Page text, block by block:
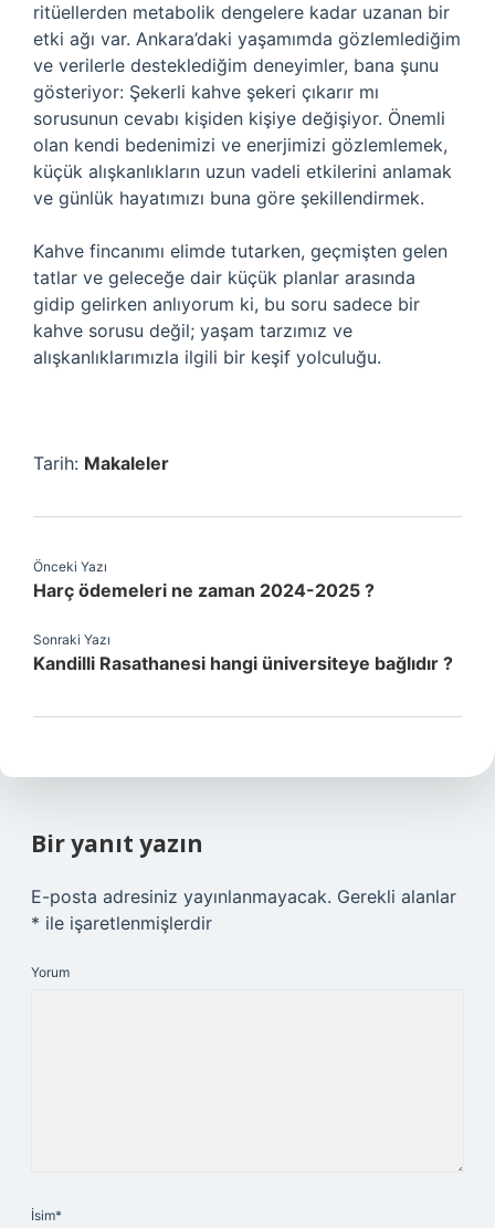
ritüellerden metabolik dengelere kadar uzanan bir
etki ağı var. Ankara’daki yaşamımda gözlemlediğim
ve verilerle desteklediğim deneyimler, bana şunu
gösteriyor: Şekerli kahve şekeri çıkarır mı
sorusunun cevabı kişiden kişiye değişiyor. Önemli
olan kendi bedenimizi ve enerjimizi gözlemlemek,
küçük alışkanlıkların uzun vadeli etkilerini anlamak
ve günlük hayatımızı buna göre şekillendirmek.
Kahve fincanımı elimde tutarken, geçmişten gelen
tatlar ve geleceğe dair küçük planlar arasında
gidip gelirken anlıyorum ki, bu soru sadece bir
kahve sorusu değil; yaşam tarzımız ve
alışkanlıklarımızla ilgili bir keşif yolculuğu.
Tarih: Makaleler
Önceki Yazı
Harç ödemeleri ne zaman 2024-2025 ?
Sonraki Yazı
Kandilli Rasathanesi hangi üniversiteye bağlıdır ?
Bir yanıt yazın
E-posta adresiniz yayınlanmayacak. Gerekli alanlar
* ile işaretlenmişlerdir
Yorum
İsim*